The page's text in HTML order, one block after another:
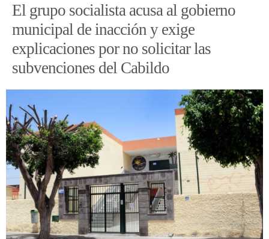
El grupo socialista acusa al gobierno
municipal de inacción y exige
explicaciones por no solicitar las
subvenciones del Cabildo